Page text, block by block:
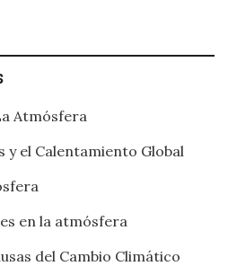
Atmósfera
y el Calentamiento Global
en la atmósfera
del Cambio Climático